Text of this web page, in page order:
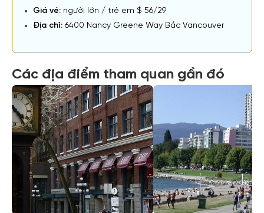
Giá vé: người lớn / trẻ em $ 56/29
Địa chỉ: 6400 Nancy Greene Way Bắc Vancouver
Các địa điểm tham quan gần đó